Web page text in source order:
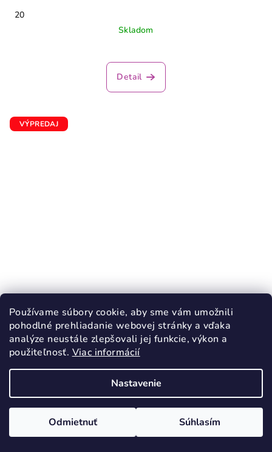
Používame súbory cookie, aby sme vám umožnili
pohodlné prehliadanie webovej stránky a vďaka
analýze neustále zlepšovali jej funkcie, výkon a
použiteľnosť. Viac informácií
Nastavenie
Odmietnuť Súhlasím
20
Skladom
Detail
VÝPREDAJ
PONTE 20 sandále chlapčenské Yellow
22,70 €
37,90 € (–40 %)
22
Skladom
KÓD:3909/22